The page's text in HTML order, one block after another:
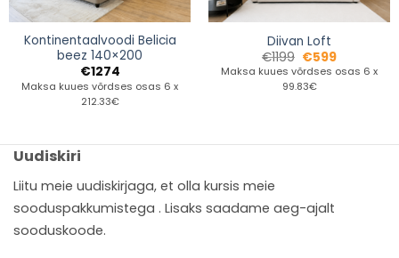
Kontinentaalvoodi Belicia
beez 140×200
€1274
Maksa kuues võrdses osas 6 x
212.33€
Diivan Loft
€1199 €599
Maksa kuues võrdses osas 6 x
99.83€
Uudiskiri
Liitu meie uudiskirjaga, et olla kursis meie
sooduspakkumistega . Lisaks saadame aeg-ajalt
sooduskoode.